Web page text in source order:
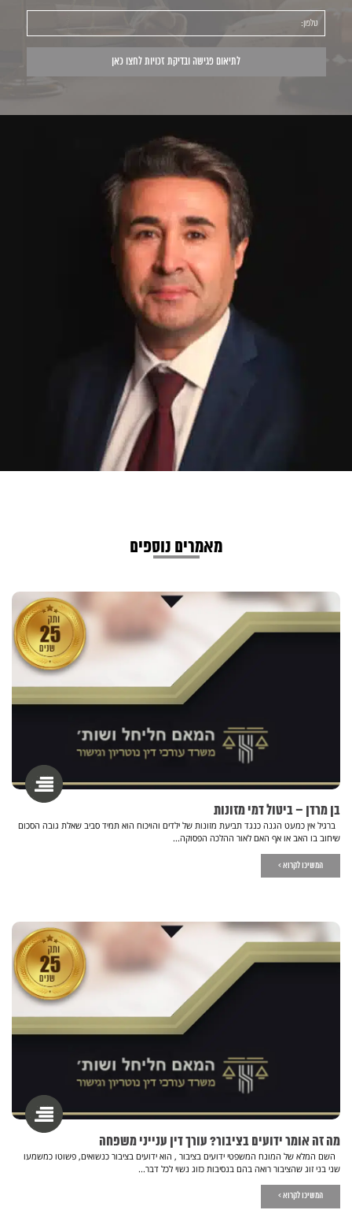
מאמרים נוספים
בן מרדן – ביטול דמי מזונות
ברגיל אין כמעט הגנה כנגד תביעת מזונות של ילדים והויכוח הוא תמיד סביב שאלת גובה הסכום
שיחוב בו האב או אף האם לאור ההלכה הפסוקה...
המשיכו לקרוא >
מה זה אומר ידועים בציבור? עורך דין ענייני משפחה
השם המלא של המונח המשפטי ידועים בציבור , הוא ידועים בציבור כנשואים, פשוטו כמשמעו
שני בני זוג שהציבור רואה בהם בנסיבות כזוג נשוי לכל דבר...
המשיכו לקרוא >